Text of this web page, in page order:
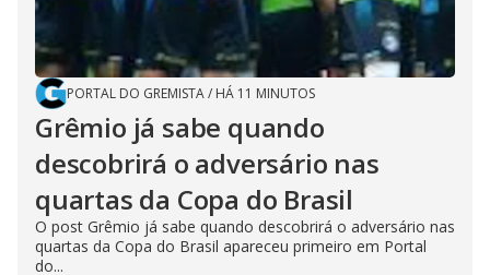
PORTAL DO GREMISTA/ HÁ 11 MINUTOS
Grêmio já sabe quando
descobrirá o adversário nas
quartas da Copa do Brasil
O post Grêmio já sabe quando descobrirá o adversário nas
quartas da Copa do Brasil apareceu primeiro em Portal
do...